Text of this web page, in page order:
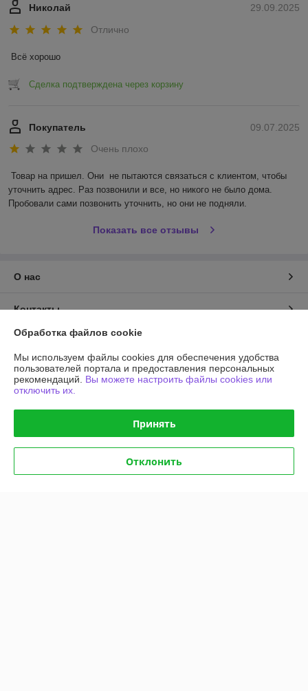
29.09.2025
Николай
Отлично
Всё хорошо
Сделка подтверждена через корзину
09.07.2025
Покупатель
Очень плохо
Товар на пришел. Они  не пытаются связаться с клиентом, чтобы
уточнить адрес. Раз позвонили и все, но никого не было дома.
Пробовали сами позвонить уточнить, но они не подняли.
Показать все отзывы
О нас
Контакты
Доставка и оплата
График работы
Политика обработки cookies
Обработка файлов cookie
Мы используем файлы cookies для обеспечения удобства
пользователей портала и предоставления персональных
рекомендаций. Вы можете настроить файлы cookies или
отключить их.
Принять
Отклонить